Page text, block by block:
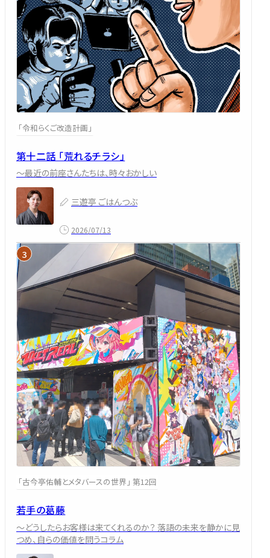
「令和らくご改造計画」
第十二話 「荒れるチラシ」
～最近の前座さんたちは、時々おかしい
三遊亭 ごはんつぶ
2026/07/13
「古今亭佑輔とメタバースの世界」 第12回
若手の葛藤
～どうしたらお客様は来てくれるのか？ 落語の未来を静かに見
つめ、自らの価値を問うコラム